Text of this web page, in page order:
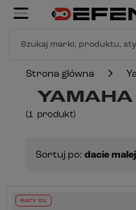
Strona główna
(1 produkt)
Sortuj po: dacie
RATY 0%